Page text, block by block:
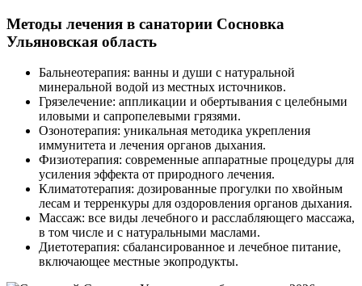
Методы лечения в санатории Сосновка
Ульяновская область
Бальнеотерапия: ванны и души с натуральной
минеральной водой из местных источников.
Грязелечение: аппликации и обертывания с целебными
иловыми и сапропелевыми грязями.
Озонотерапия: уникальная методика укрепления
иммунитета и лечения органов дыхания.
Физиотерапия: современные аппаратные процедуры для
усиления эффекта от природного лечения.
Климатотерапия: дозированные прогулки по хвойным
лесам и терренкуры для оздоровления органов дыхания.
Массаж: все виды лечебного и расслабляющего массажа,
в том числе и с натуральными маслами.
Диетотерапия: сбалансированное и лечебное питание,
включающее местные экопродукты.